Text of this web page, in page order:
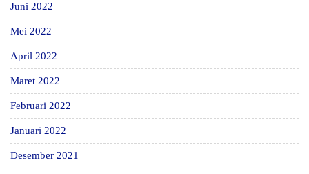
Juni 2022
Mei 2022
April 2022
Maret 2022
Februari 2022
Januari 2022
Desember 2021